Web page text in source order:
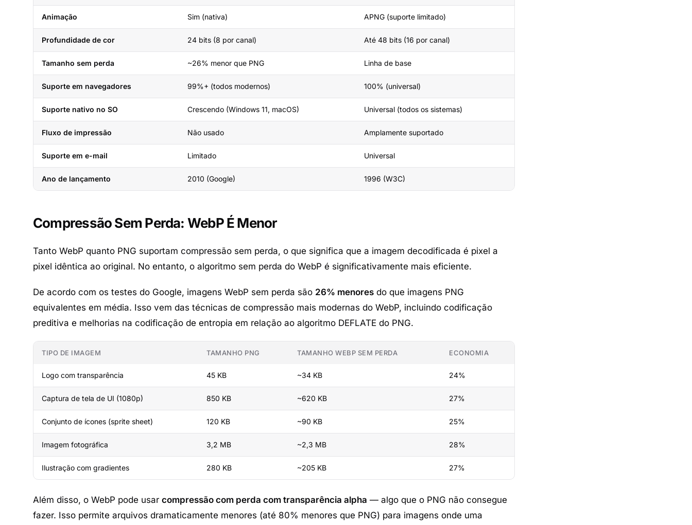
Animação Sim (nativa) APNG (suporte limitado)
Profundidade de cor 24 bits (8 por canal) Até 48 bits (16 por canal)
Tamanho sem perda ~26% menor que PNG Linha de base
Suporte em navegadores 99%+ (todos modernos) 100% (universal)
Suporte nativo no SO Crescendo (Windows 11, macOS) Universal (todos os sistemas)
Fluxo de impressão Não usado Amplamente suportado
Suporte em e-mail Limitado Universal
Ano de lançamento 2010 (Google) 1996 (W3C)
Compressão Sem Perda: WebP É Menor
Tanto WebP quanto PNG suportam compressão sem perda, o que significa que a imagem decodificada é pixel a
pixel idêntica ao original. No entanto, o algoritmo sem perda do WebP é significativamente mais eficiente.
De acordo com os testes do Google, imagens WebP sem perda são 26% menores do que imagens PNG
equivalentes em média. Isso vem das técnicas de compressão mais modernas do WebP, incluindo codificação
preditiva e melhorias na codificação de entropia em relação ao algoritmo DEFLATE do PNG.
TIPO DE IMAGEM TAMANHO PNG TAMANHO WEBP SEM PERDA ECONOMIA
Logo com transparência 45 KB ~34 KB 24%
Captura de tela de UI (1080p) 850 KB ~620 KB 27%
Conjunto de ícones (sprite sheet) 120 KB ~90 KB 25%
Imagem fotográfica 3,2 MB ~2,3 MB 28%
Ilustração com gradientes 280 KB ~205 KB 27%
Além disso, o WebP pode usar compressão com perda com transparência alpha — algo que o PNG não consegue
fazer. Isso permite arquivos dramaticamente menores (até 80% menores que PNG) para imagens onde uma